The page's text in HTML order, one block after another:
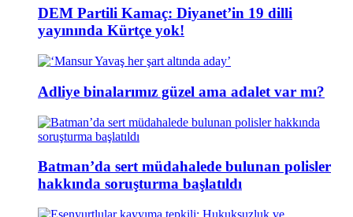
DEM Partili Kamaç: Diyanet’in 19 dilli
yayınında Kürtçe yok!
Adliye binalarımız güzel ama adalet var mı?
Batman’da sert müdahalede bulunan polisler
hakkında soruşturma başlatıldı